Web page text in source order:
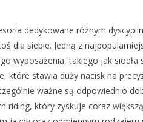
dedykowane różnym
dla siebie. Jedną z
wyposażenia, takiego jak siodła
które stawia duży nacisk na
ważne są odpowiednio
riding, który zyskuje coraz